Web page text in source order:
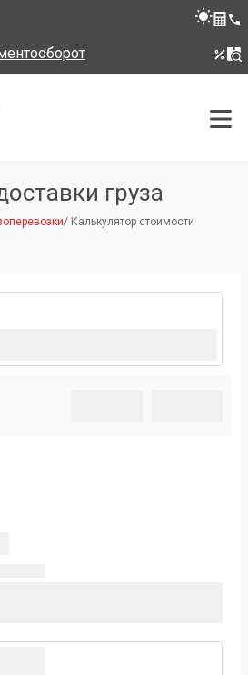
груза
/ Калькулятор стоимости